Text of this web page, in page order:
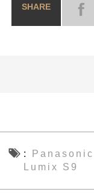
SHARE
Panasonic
Lumix S9